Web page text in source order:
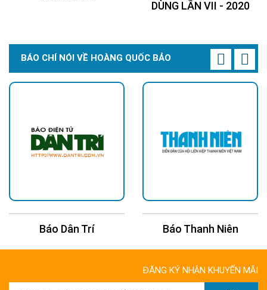
cao hơn so với tế bào poly. Vì vậy, nếu bạn đang tìm kiếm hiệu
suất tối ưu cho hệ thống năng lượng mặt trời của mình thì tấm
ngân sách có hạn nhưng vẫn muốn có nguồn điện từ năng
Tấm nền
Tấm nền là lớp nhựa cách ly điện, đóng vai trò bảo vệ các tế
Sự kết hợp giữa tấm nền và lớp kính phía trước giúp tấm pin
năng lượng mặt trời chống chịu tốt với những thay đổi thời tiết
Hộp nối là phần giao diện đầu ra của tấm pin, nơi kết nối với hệ
DÙNG LẦN VII - 2020
BÁO CHÍ NÓI VỀ HOÀNG QUỐC BẢO
Báo Dân Trí Báo Thanh Niên
ĐĂNG KÝ NHẬN KHUYẾN MÃI